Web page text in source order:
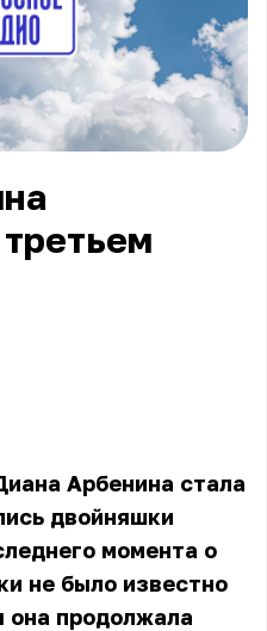
Арбенина стала
двойняшки
момента о
не было известно
она продолжала